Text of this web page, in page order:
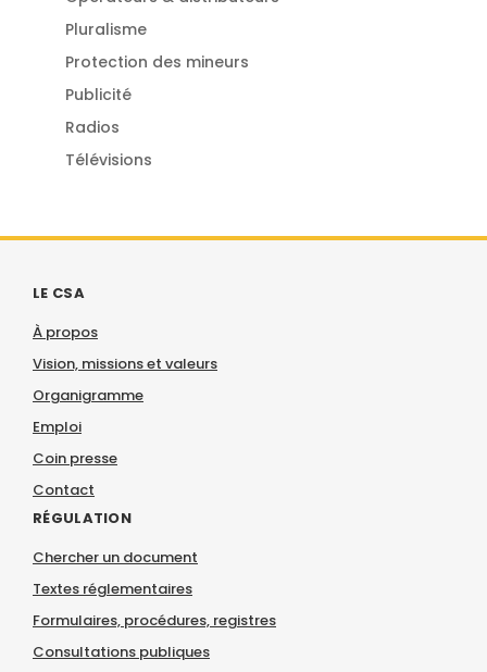
Pluralisme
Protection des mineurs
Publicité
Radios
Télévisions
LE CSA
À propos
Vision, missions et valeurs
Organigramme
Emploi
Coin presse
Contact
RÉGULATION
Chercher un document
Textes réglementaires
Formulaires, procédures, registres
Consultations publiques